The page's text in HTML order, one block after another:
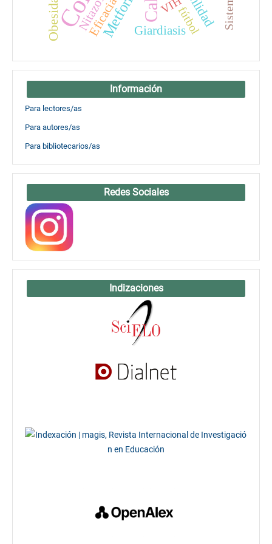
Obesidad Giardiasis
Eficacia VIHfútbol
Información
Para lectores/as
Para autores/as
Para bibliotecarios/as
Redes Sociales
Indizaciones